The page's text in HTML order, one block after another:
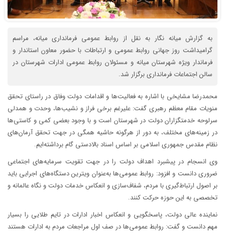
به گزارش میانه نگار به نقل از روابط عمومی فرمانداری میانه، مراسم
گرامیداشت روز جهانی روابط عمومی و ارتباطات با حضور معاون استاندار و
فرماندار ویژه شهرستان میانه و مسئولان روابط عمومی ادارات شهرستان در
سالن اجتماعات فرمانداری برگزار شد.
محمدرضا مشایخی با اشاره به فعالیت‌ها و اقدامات دولت وفاق در راستای تحقق
منویات مقام معظم رهبری گفت: علیرغم برخی فراز و نشیب‌ها، وحدت و همدلی
سرلوحه خدمتگزاران دولت در شهرستان است و با وجود بعضی کمی و کاستی‌ها
در زمینه‌های مختلف، به دور از هرگونه حاشیه همگی در جهت تحقق آرمان‌های
نظام مقدس جمهوری اسلامی بر اساس اسناد بالادستی گام برداشته‌ایم.
وی انسجام در پیشبرد اهداف دولت را در جهت تقویت سرمایه‌های اجتماعی
ضروری دانست و افزود: روابط عمومی‌ها به‌عنوان ویترین دستگاه‌های اجرایی باید
بر اصول ارتباط‌گیری با مردم، شفاف‌سازی و انعکاس خدمات دولت و نگاه عالمانه و
تخصصی به این حوزه حرکت کنند.
نماینده عالی دولت، پاسخگویی و انعکاس اخبار ادارات در تایم طلایی را بسیار
مهم دانست و گفت: روابط عمومی‌ها در صف اول مراجعات مردم به ادارات هستند